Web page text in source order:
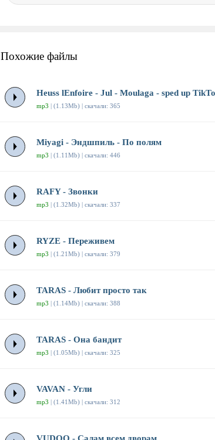
Похожие файлы
Heuss lEnfoirе - Jul - Moulaga - sped up
mp3 | (1.13Mb) | скачали: 365
Miyagi - Эндшпиль - По полям
mp3 | (1.11Mb) | скачали: 446
RAFY - Звонки
mp3 | (1.32Mb) | скачали: 337
RYZE - Переживем
mp3 | (1.21Mb) | скачали: 379
TARAS - Любит просто так
mp3 | (1.14Mb) | скачали: 388
TARAS - Она бандит
mp3 | (1.05Mb) | скачали: 325
VAVAN - Угли
mp3 | (1.41Mb) | скачали: 312